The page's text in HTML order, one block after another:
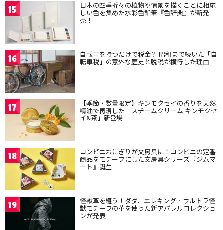
15 日本の四季折々の植物や情景を描くことに相応
しい色を集めた水彩色鉛筆『色辞典』が新発
売！
16 自転車を持つだけで税金？ 昭和まで続いた「自
転車税」の意外な歴史と脱税が横行した理由
17 【季節・数量限定】キンモクセイの香りを天然
精油で再現した「スチームクリーム キンモクセ
イ&茶」新登場
18 コンビニおにぎりが文房具に！コンビニの定番
商品をモチーフにした文房具シリーズ『ジムマ
ート』誕生
19 怪獣革を纏う！ダダ、エレキング…ウルトラ怪
獣モチーフの革を使った新アパレルコレクショ
ンが発表